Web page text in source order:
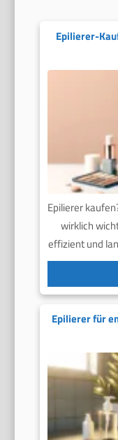
Epilierer-
Epilierer
wirklich
effizient und
Epilierer für